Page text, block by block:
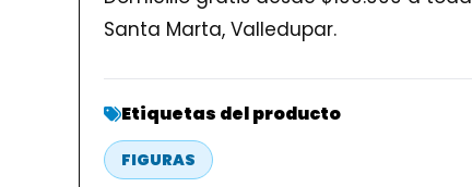
Santa Marta, Valledupar.
Etiquetas del producto
FIGURAS